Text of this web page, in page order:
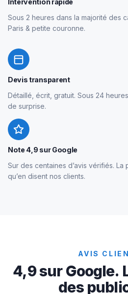
Intervention rapide
Sous 2 heures dans la majorité des
Paris & petite couronne.
Devis transparent
Détaillé, écrit, gratuit. Sous 24
de surprise.
Note 4,9 sur Google
Sur des centaines d’avis vérifiés. La
qu’en disent nos clients.
AVIS
4,9 sur Google.
des